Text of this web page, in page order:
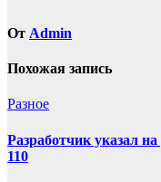
От Admin
Похожая запись
Разное
Разработчик указал
110